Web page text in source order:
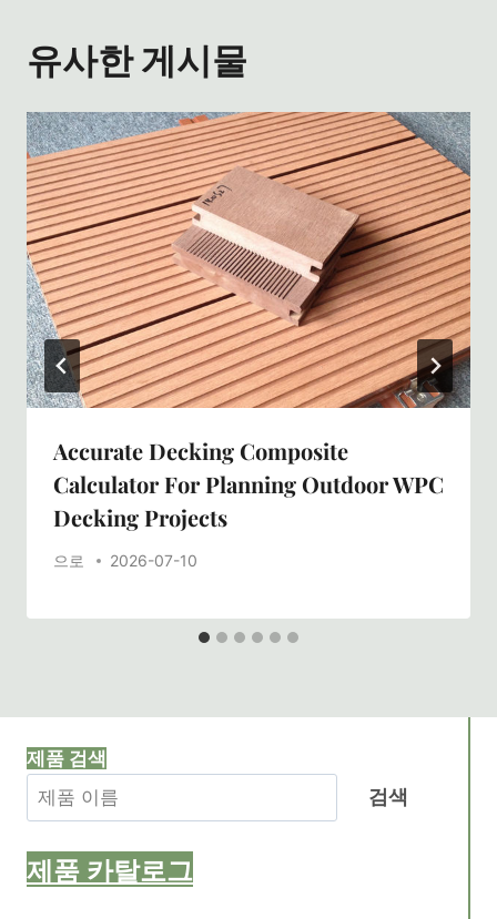
션
유사한 게시물
Accurate Decking Composite
Calculator For Planning Outdoor WPC
Decking Projects
으로 2026-07-10
제품 검색
검색
제품 카탈로그